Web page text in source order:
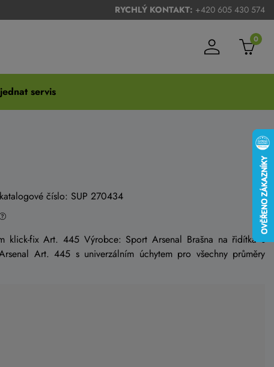
RYCHLÝ KONTAKT: +420 605 430 574
0
servis
číslo: SUP 270434
klick-fix Art. 445 Výrobce: Sport Arsenal Brašna na řidítka s
Art. 445 s univerzálním úchytem pro všechny průměry